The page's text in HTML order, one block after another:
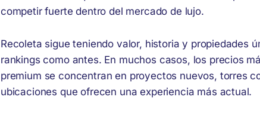
competir fuerte dentro del mercado de lujo.
Recoleta sigue teniendo valor, historia y propiedades
rankings como antes. En muchos casos, los precios
premium se concentran en proyectos nuevos, torres
ubicaciones que ofrecen una experiencia más actual.